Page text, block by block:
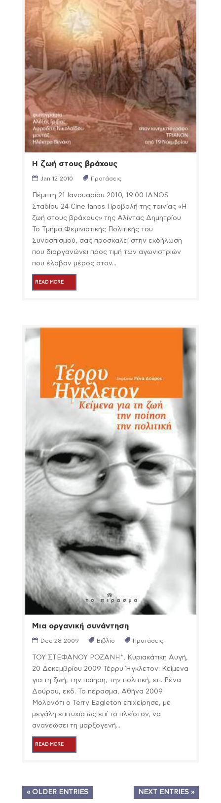
Η ζωή στους βράχους
Jan 12 2010 Προτάσεις
Πέμπτη 21 Ιανουαρίου 2010, 19:00 IANOS
Σταδίου 24 Cine Ianos Προβολή της ταινίας «Η
ζωή στους βράχους» της Αλίντας Δημητρίου
Το Τμήμα Φεμινιστικής Πολιτικής του
Συνασπισμού, σας προσκαλεί στην εκδήλωση
που διοργανώνει προς τιμή των αγωνιστριών
που έλαβαν μέρος στον...
READ MORE
Μια οργανική συνάντηση
Dec 28 2009 Βιβλίο Προτάσεις
ΤΟΥ ΣΤΕΦΑΝΟΥ ΡΟΖΑΝΗ*, Κυριακάτικη Αυγή,
20 Δεκεμβρίου 2009 Τέρρυ Ήγκλετον: Κείμενα
για τη ζωή, την ποίηση, την πολιτική, επ. Ρένα
Δούρου, εκδ. Το πέρασμα, Αθήνα 2009
Μολονότι ο Terry Eagleton επιχείρησε, με
μεγάλη επιτυχία ως επί το πλείστον, να
ανανεώσει τη μαρξογενή...
READ MORE
« OLDER ENTRIES NEXT ENTRIES »